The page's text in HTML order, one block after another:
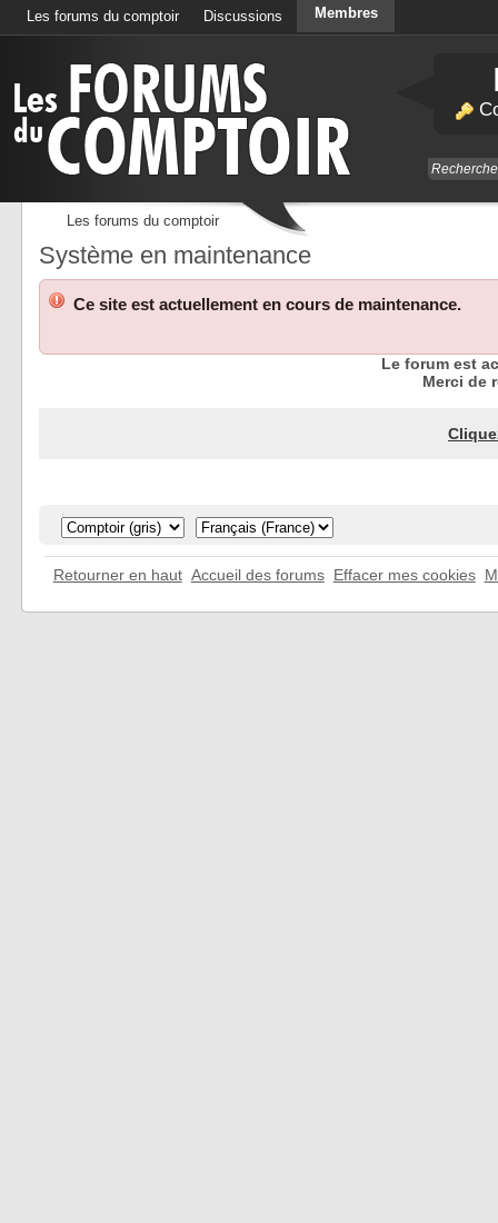
Les forums du comptoir Discussions Membres
Les forums du comptoir
Système en maintenance
Ce site est actuellement en cours de maintenance.
Le forum est
Merci de
Retourner en haut Accueil des forums Effacer mes cookies